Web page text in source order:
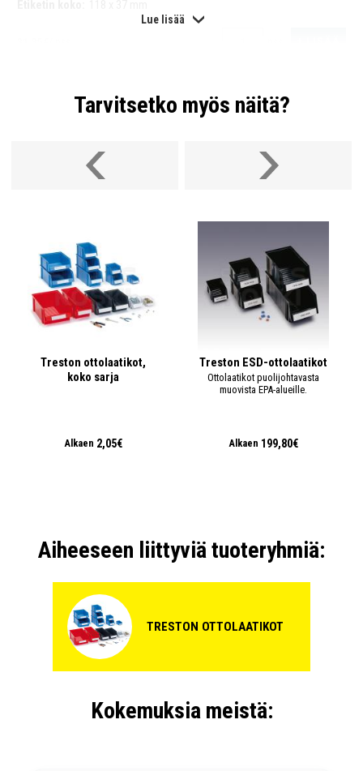
1930,1940,1950,3040,3050 ottolaatikoille, 24 kpl
Laatikon malli: 1930, 1940, 1950, 3040, 3050
Laatikon leveys: 186 / 310 mm
Lue lisää
Tarvitsetko myös näitä?
Treston ottolaatikot,
koko sarja
Alkaen 2,05€
Treston ESD-ottolaatikot
Ottolaatikot puolijohtavasta
muovista EPA-alueille.
Alkaen 199,80€
Aiheeseen liittyviä tuoteryhmiä:
TRESTON OTTOLAATIKOT
Kokemuksia meistä: